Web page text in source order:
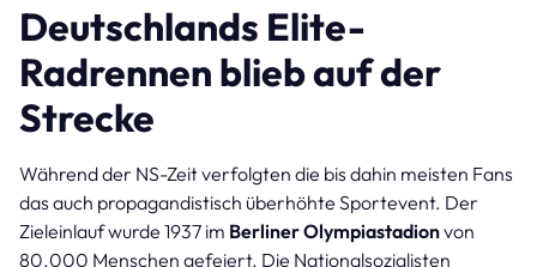
Deutschlands Elite-
Radrennen blieb auf der
Strecke
Während der NS-Zeit verfolgten die bis dahin meisten Fans
das auch propagandistisch überhöhte Sportevent. Der
Zieleinlauf wurde 1937 im Berliner Olympiastadionvon
80.000 Menschen gefeiert. Die Nationalsozialisten